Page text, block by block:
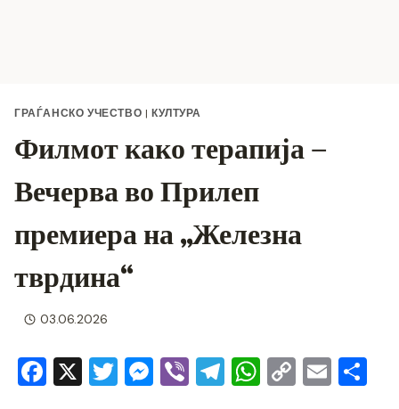
ГРАЃАНСКО УЧЕСТВО | КУЛТУРА
Филмот како терапија –
Вечерва во Прилеп
премиера на „Железна
тврдина“
03.06.2026
F X T M Vi T W C E